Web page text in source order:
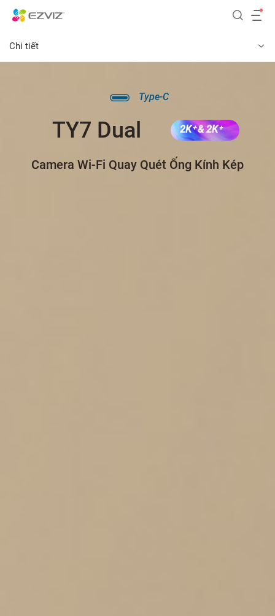
Chi tiết
Type-C
TY7 Dual 2K⁺ & 2K⁺
Camera Wi-Fi Quay Quét Ống Kính Kép